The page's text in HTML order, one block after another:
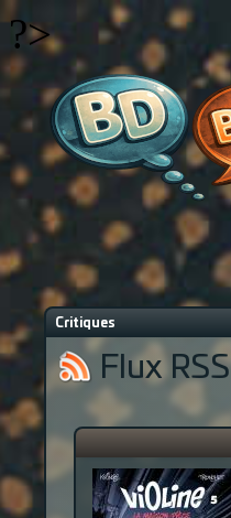
?>
Critiques
Flux RSS